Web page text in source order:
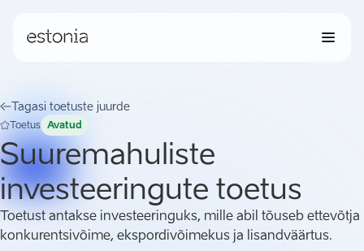
Tagasi toetuste juurde
Toetus Avatud
Suuremahuliste
investeeringute toetus
Toetust antakse investeeringuks, mille abil tõuseb ettevõtja
konkurentsivõime, ekspordivõimekus ja lisandväärtus.